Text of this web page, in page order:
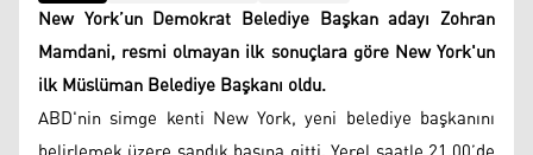
New York’un Demokrat Belediye Başkan adayı Zohran
Mamdani, resmi olmayan ilk sonuçlara göre New York'un
ilk Müslüman Belediye Başkanı oldu.
ABD'nin simge kenti New York, yeni belediye başkanını